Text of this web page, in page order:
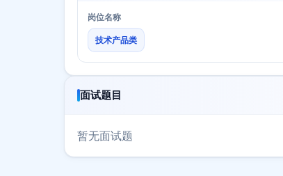
岗位名称
技术产品类
面试题目
暂无面试题